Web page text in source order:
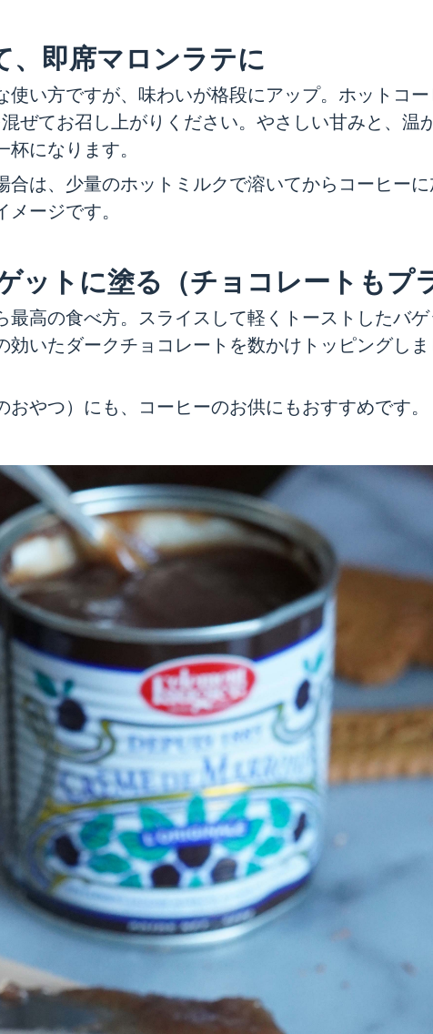
、即席マロンラテに
使い方ですが、味わいが格段にアップ。ホットコ
ぜてお召し上がりください。やさしい甘みと、温
になります。
合は、少量のホットミルクで溶いてからコーヒー
ージです。
ットに塗る（チョコレートもプ
最高の食べ方。スライスして軽くトーストしたバ
効いたダークチョコレートを数かけトッピングし
やつ）にも、コーヒーのお供にもおすすめです。